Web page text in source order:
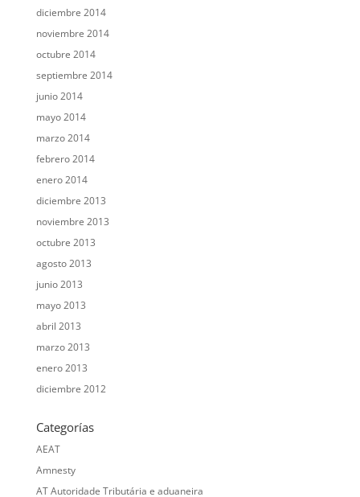
diciembre 2014
noviembre 2014
octubre 2014
septiembre 2014
junio 2014
mayo 2014
marzo 2014
febrero 2014
enero 2014
diciembre 2013
noviembre 2013
octubre 2013
agosto 2013
junio 2013
mayo 2013
abril 2013
marzo 2013
enero 2013
diciembre 2012
Categorías
AEAT
Amnesty
AT Autoridade Tributária e aduaneira